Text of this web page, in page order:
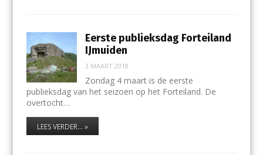
Eerste publieksdag Forteiland
IJmuiden
3 MAART 2018
Zondag 4 maart is de eerste
publieksdag van het seizoen op het Forteiland. De
overtocht…
LEES VERDER... »